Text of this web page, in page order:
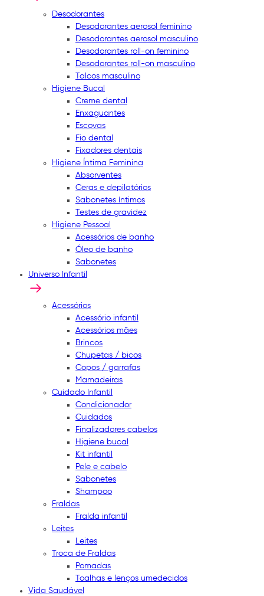
Desodorantes
Desodorantes aerosol feminino
Desodorantes aerosol masculino
Desodorantes roll-on feminino
Desodorantes roll-on masculino
Talcos masculino
Higiene Bucal
Creme dental
Enxaguantes
Escovas
Fio dental
Fixadores dentais
Higiene Íntima Feminina
Absorventes
Ceras e depilatórios
Sabonetes íntimos
Testes de gravidez
Higiene Pessoal
Acessórios de banho
Óleo de banho
Sabonetes
Universo Infantil
Acessórios
Acessório infantil
Acessórios mães
Brincos
Chupetas / bicos
Copos / garrafas
Mamadeiras
Cuidado Infantil
Condicionador
Cuidados
Finalizadores cabelos
Higiene bucal
Kit infantil
Pele e cabelo
Sabonetes
Shampoo
Fraldas
Fralda infantil
Leites
Leites
Troca de Fraldas
Pomadas
Toalhas e lenços umedecidos
Vida Saudável